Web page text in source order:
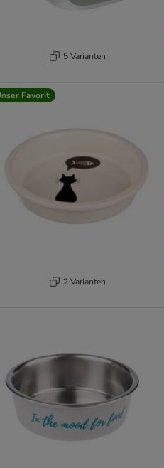
5 Varianten
Favorit
2 Varianten